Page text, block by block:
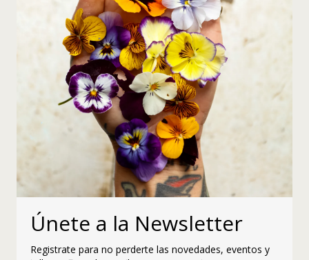
Únete a la Newsletter
Registrate para no perderte las novedades, eventos y